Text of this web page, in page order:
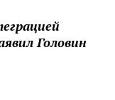
Головин